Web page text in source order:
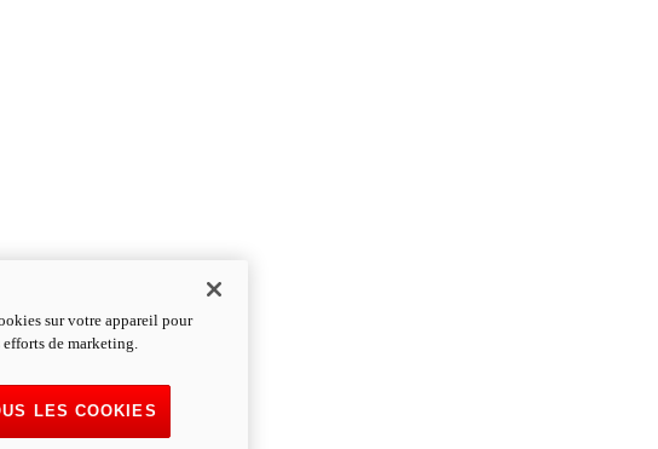
sur votre appareil pour
de marketing.
LES COOKIES